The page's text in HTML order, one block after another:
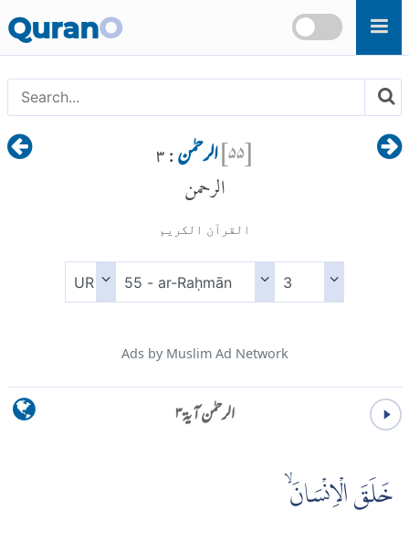
Skip to main content
QuranO
[۵۵]الرحمٰن : ۳
الرحمن
القرآن الكريم
Ads by Muslim Ad Network
الرحمٰن آية ۳
خَلَقَ الْاِنْسَانَۙ